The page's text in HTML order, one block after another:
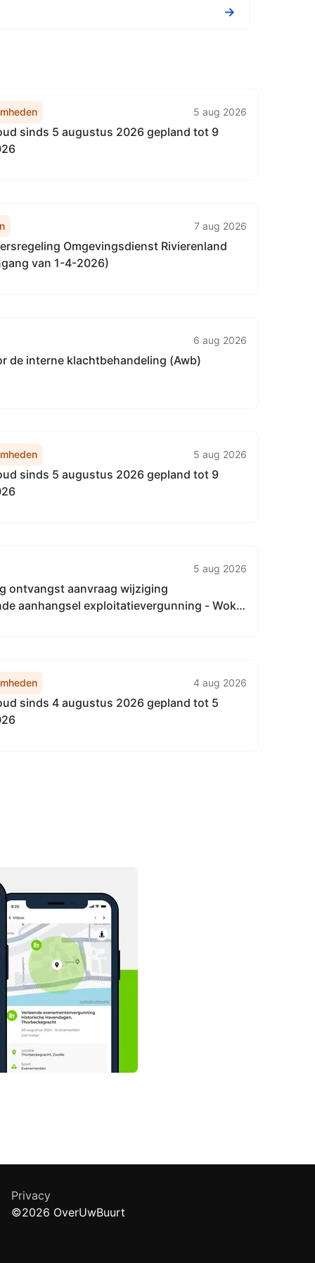
→
5 aug 2026
sinds 5 augustus 2026 gepland tot 9
7 aug 2026
Omgevingsdienst Rivierenland
van 1-4-2026)
6 aug 2026
de interne klachtbehandeling (Awb)
5 aug 2026
sinds 5 augustus 2026 gepland tot 9
5 aug 2026
ontvangst aanvraag wijziging
aanhangsel exploitatievergunning - Wok
4 aug 2026
sinds 4 augustus 2026 gepland tot 5
Privacy
©2026 OverUwBuurt